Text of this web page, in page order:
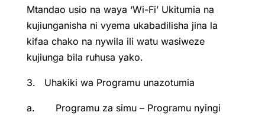
Mtandao usio na waya ‘Wi-Fi’ Ukitumia na
kujiunganisha ni vyema ukabadilisha jina la
kifaa chako na nywila ili watu wasiweze
kujiunga bila ruhusa yako.
3. Uhakiki wa Programu unazotumia
a. Programu za simu – Programu nyingi